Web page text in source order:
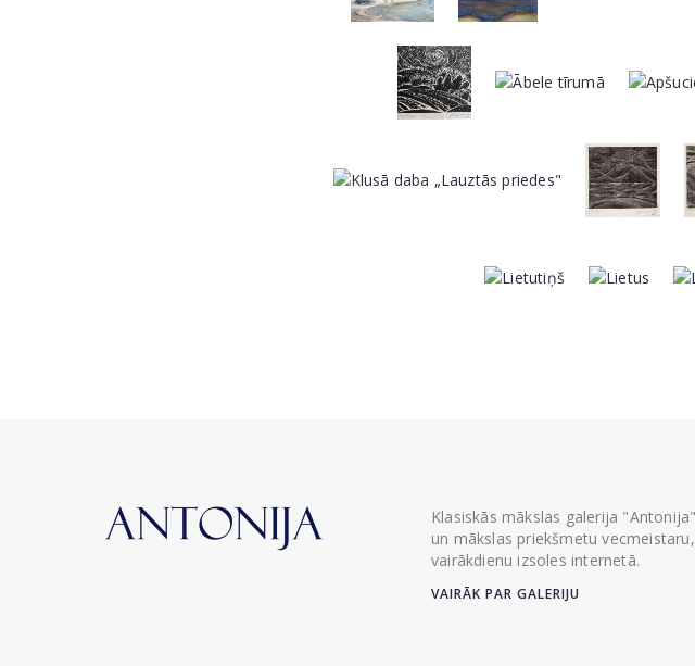
Klasiskās mākslas galerija
un mākslas priekšmetu
vairākdienu izsoles internetā.
VAIRĀK PAR GALERIJU